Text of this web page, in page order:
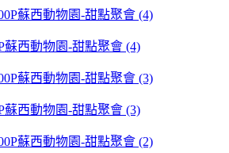
蘇西動物園-甜點聚會 (4)
蘇西動物園-甜點聚會 (3)